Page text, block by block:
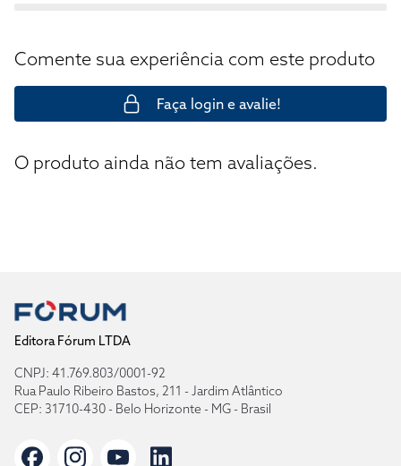
Comente sua experiência com este produto
Faça login e avalie!
O produto ainda não tem avaliações.
Editora Fórum LTDA
CNPJ: 41.769.803/0001-92
Rua Paulo Ribeiro Bastos, 211 - Jardim Atlântico
CEP: 31710-430 - Belo Horizonte - MG - Brasil